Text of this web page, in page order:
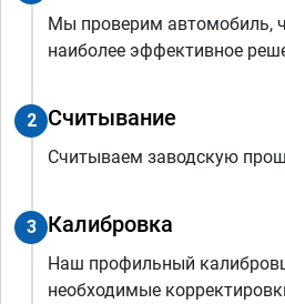
Мы проверим автомобиль,
наиболее эффективное
2 Считывание
Считываем заводскую
3 Калибровка
Наш профильный
необходимые